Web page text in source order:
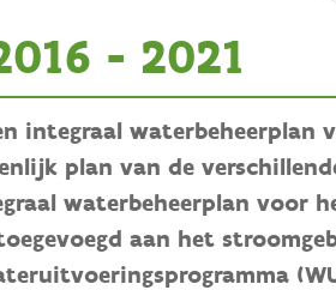
- 2021
integraal waterbeheerplan
plan van de
waterbeheerplan voor
aan het